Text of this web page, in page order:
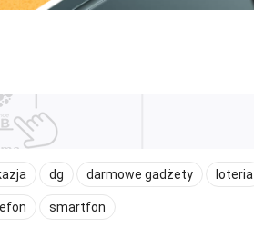
dg darmowe gadżety loteria
smartfon